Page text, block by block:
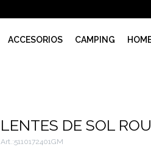
ACCESORIOS CAMPING
LENTES DE SOL
5110172401GM